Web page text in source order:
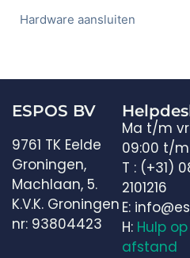
Hardware aansluiten
ESPOS BV
9761 TK Eelde
Groningen,
Machlaan, 5.
K.V.K. Groningen
nr: 93804423
Ma t/m
09:00 t/m
T : (+31)
2101216
E:
H: Hulp op
afstand
Welkom in
Laten we beginnen. Voer
ons te